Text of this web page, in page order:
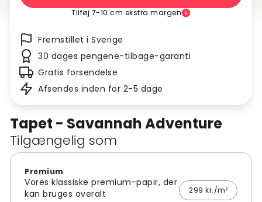
Tapet - Savannah Adventure
Tilgængelig som
Premium
Vores klassiske premium-papir, der
kan bruges overalt
299 kr./m²
Tilføj 7-10 cm ekstra margen
Fremstillet i Sverige
30 dages pengene-tilbage-garanti
Gratis forsendelse
Afsendes inden for 2-5 dage